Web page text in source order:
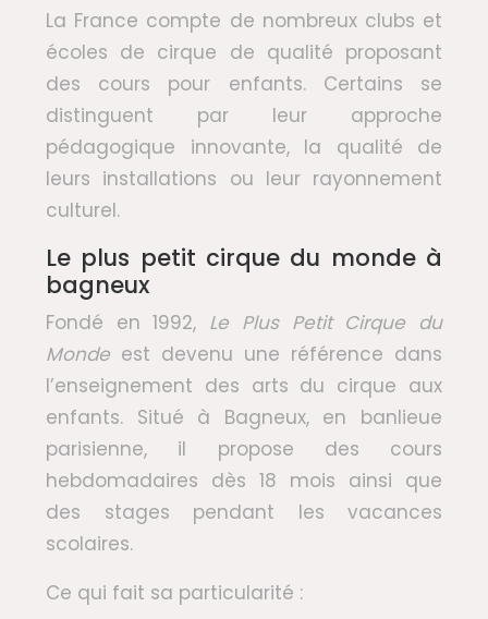
La France compte de nombreux clubs et
écoles de cirque de qualité proposant
des cours pour enfants. Certains se
distinguent par leur approche
pédagogique innovante, la qualité de
leurs installations ou leur rayonnement
culturel.
Le plus petit cirque du monde à
bagneux
Fondé en 1992, Le Plus Petit Cirque du
Monde est devenu une référence dans
l’enseignement des arts du cirque aux
enfants. Situé à Bagneux, en banlieue
parisienne, il propose des cours
hebdomadaires dès 18 mois ainsi que
des stages pendant les vacances
scolaires.
Ce qui fait sa particularité :